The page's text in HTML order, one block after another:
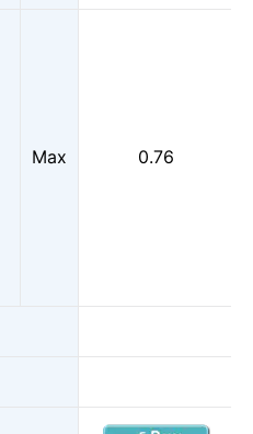
Max 0.76